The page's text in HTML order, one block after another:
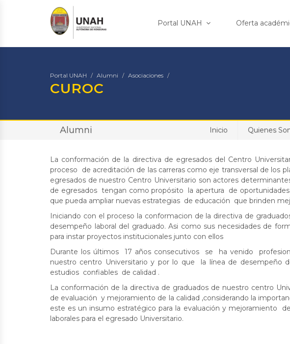
Portal UNAH Oferta
Portal UNAH Alumni Asociaciones
CUROC
Alumni Inicio Quienes
La conformación de la directiva de egresados del Centro
proceso de acreditación de las carreras como eje transversal de los
egresados de nuestro Centro Universitario son actores
de egresados tengan como propósito la apertura de
que pueda ampliar nuevas estrategias de educación que brinden
Iniciando con el proceso la conformacion de la directiva de
desempeño laboral del graduado. Asi como sus necesidades de
para instar proyectos institucionales junto con ellos
Durante los últimos 17 años consecutivos se ha venido
nuestro centro Universitario y por lo que la línea de
estudios confiables de calidad .
La conformación de la directiva de graduados de nuestro centro
de evaluación y mejoramiento de la calidad ,considerando la
este es un insumo estratégico para la evaluación y mejoramiento
laborales para el egresado Universitario.